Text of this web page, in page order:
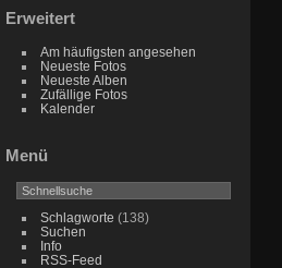
Erweitert
Am häufigsten angesehen
Neueste Fotos
Neueste Alben
Zufällige Fotos
Kalender
Menü
Schlagworte (138)
Suchen
Info
RSS-Feed